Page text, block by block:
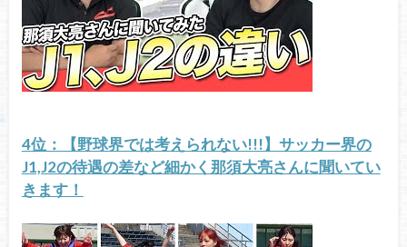
4位：【野球界では考えられない!!!】サッカー界の
J1,J2の待遇の差など細かく那須大亮さんに聞いてい
きます！